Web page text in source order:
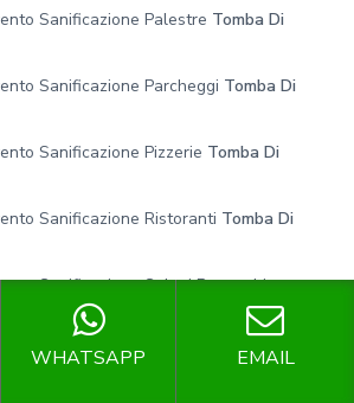
Sanificazione Palestre Tomba Di
Sanificazione Parcheggi Tomba Di
Sanificazione Pizzerie Tomba Di
Sanificazione Ristoranti Tomba Di
Sanificazione Saloni Parrucchiere
Sanificazione Studi MediciTomba Di
WHATSAPP EMAIL